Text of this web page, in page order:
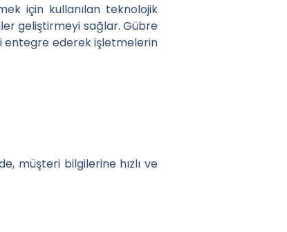
için kullanılan teknolojik
geliştirmeyi sağlar. Gübre
entegre ederek işletmelerin
müşteri bilgilerine hızlı ve